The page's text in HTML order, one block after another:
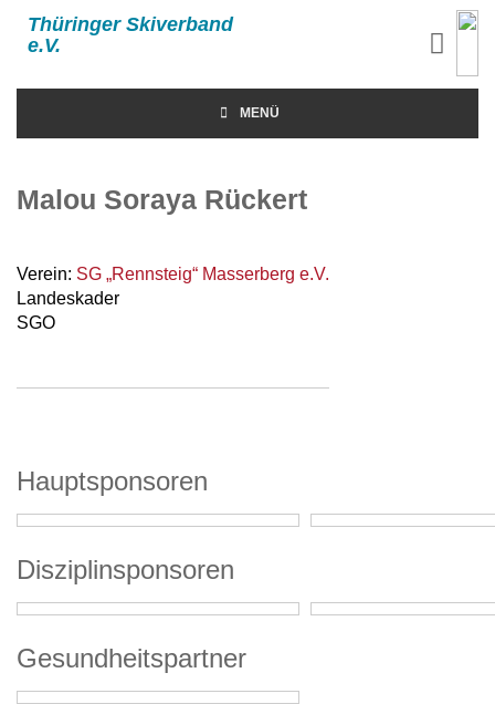
Thüringer Skiverband
e.V.
MENÜ
Malou Soraya Rückert
Verein: SG „Rennsteig“ Masserberg e.V.
Landeskader
SGO
Hauptsponsoren
Disziplinsponsoren
Gesundheitspartner